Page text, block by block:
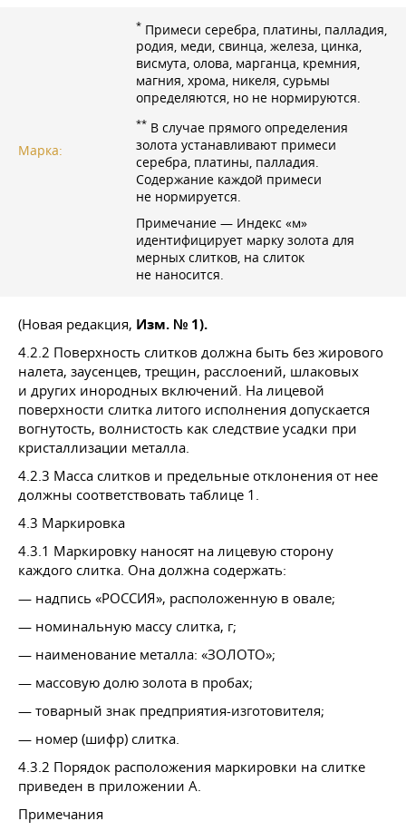
Марка:
* Примеси серебра, платины, палладия,
родия, меди, свинца, железа, цинка,
висмута, олова, марганца, кремния,
магния, хрома, никеля, сурьмы
определяются, но не нормируются.
** В случае прямого определения
золота устанавливают примеси
серебра, платины, палладия.
Содержание каждой примеси
не нормируется.
Примечание — Индекс «м»
идентифицирует марку золота для
мерных слитков, на слиток
не наносится.
(Новая редакция, Изм. № 1).
4.2.2 Поверхность слитков должна быть без жирового
налета, заусенцев, трещин, расслоений, шлаковых
и других инородных включений. На лицевой
поверхности слитка литого исполнения допускается
вогнутость, волнистость как следствие усадки при
кристаллизации металла.
4.2.3 Масса слитков и предельные отклонения от нее
должны соответствовать таблице 1.
4.3 Маркировка
4.3.1 Маркировку наносят на лицевую сторону
каждого слитка. Она должна содержать:
— надпись «РОССИЯ», расположенную в овале;
— номинальную массу слитка, г;
— наименование металла: «ЗОЛОТО»;
— массовую долю золота в пробах;
— товарный знак предприятия-изготовителя;
— номер (шифр) слитка.
4.3.2 Порядок расположения маркировки на слитке
приведен в приложении А.
Примечания